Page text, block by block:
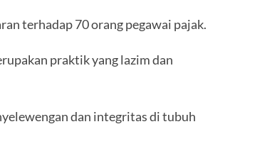
terhadap 70 orang pegawai pajak.
praktik yang lazim dan
dan integritas di tubuh